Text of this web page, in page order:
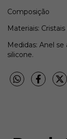
Composição
Materiais:
Medidas: Anel
silicone.